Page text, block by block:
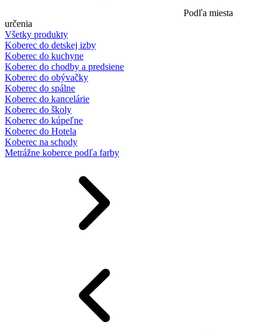
Podľa miesta
určenia
Všetky produkty
Koberec do detskej izby
Koberec do kuchyne
Koberec do chodby a predsiene
Koberec do obývačky
Koberec do spálne
Koberec do kancelárie
Koberec do školy
Koberec do kúpeľne
Koberec do Hotela
Koberec na schody
Metrážne koberce podľa farby